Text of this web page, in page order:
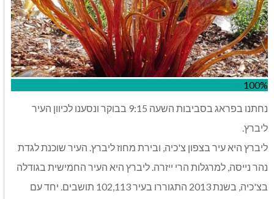
100%
נחתנו בפראג בסביבות השעה 9:15 בבוקר ונסענו לכיוון העיר
ליברץ.
ליברץ היא עיר בצפון צ'כיה, ובירת מחוז ליברץ. העיר שוכנת לגדת
נהר נייסה, למרגלות הרי ייזרה. ליברץ היא העיר החמישית בגודלה
בצ'כיה, בשנת 2013 התגוררו בעיר 102,113 תושבים. יחד עם